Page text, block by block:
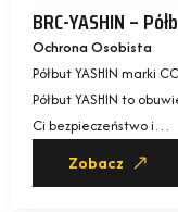
BRC-YASHIN –
Ochrona Osobista
Półbut YASHIN marki
Półbut YASHIN to
Ci bezpieczeństwo i…
Zobacz